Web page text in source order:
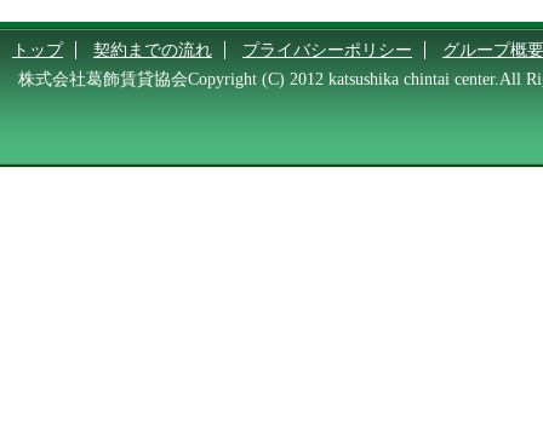
トップ 契約までの流れ プライバシーポリシー
グループ概要
株式会社葛飾賃貸協会Copyright (C) 2012 katsushika chintai center.All